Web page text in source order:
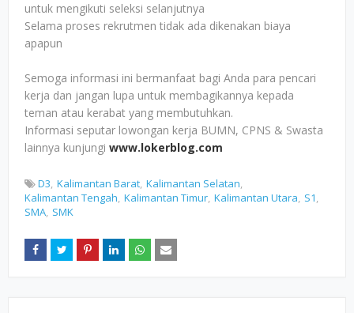
untuk mengikuti seleksi selanjutnya
Selama proses rekrutmen tidak ada dikenakan biaya
apapun
Semoga informasi ini bermanfaat bagi Anda para pencari
kerja dan jangan lupa untuk membagikannya kepada
teman atau kerabat yang membutuhkan.
Informasi seputar lowongan kerja BUMN, CPNS & Swasta
lainnya kunjungi www.lokerblog.com
D3 Kalimantan Barat Kalimantan Selatan
Kalimantan Tengah Kalimantan Timur Kalimantan Utara S1
SMA SMK